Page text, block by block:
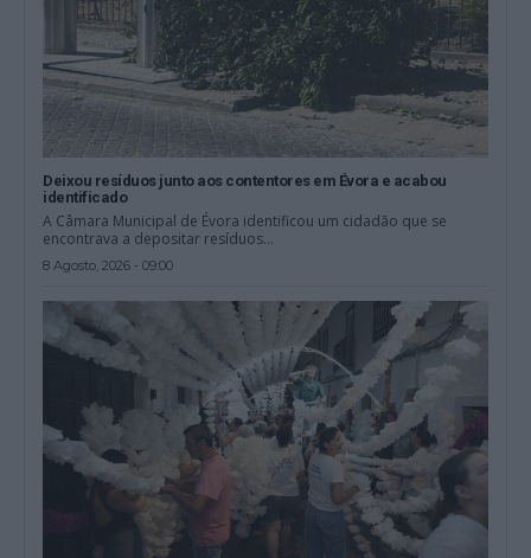
Deixou resíduos junto aos contentores em Évora e acabou
identificado
A Câmara Municipal de Évora identificou um cidadão que se
encontrava a depositar resíduos...
8 Agosto, 2026 - 09:00